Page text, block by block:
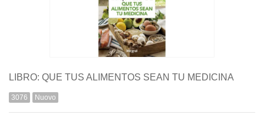
LIBRO: QUE TUS ALIMENTOS SEAN TU MEDICINA
3076 Nuovo